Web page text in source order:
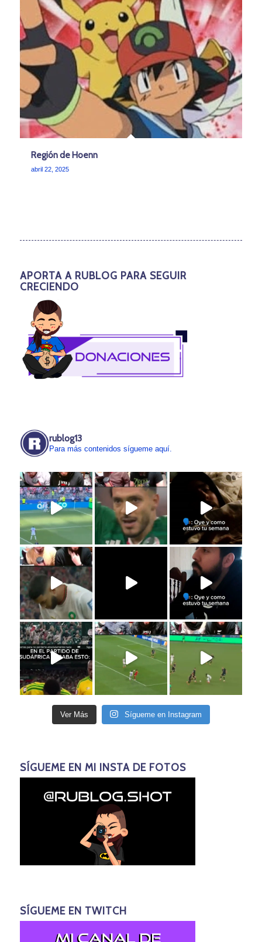
Región de Hoenn
abril 22, 2025
APORTA A RUBLOG PARA SEGUIR
CRECIENDO
rublog13
Para más contenidos sígueme aquí.
Ver Más Sígueme en Instagram
SÍGUEME EN MI INSTA DE FOTOS
SÍGUEME EN TWITCH